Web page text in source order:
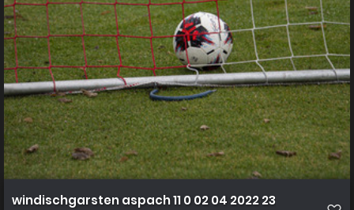
windischgarsten aspach 11 0 02 04 2022 23